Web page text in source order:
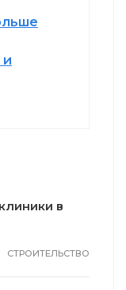
и
в
СТРОИТЕЛЬСТВО